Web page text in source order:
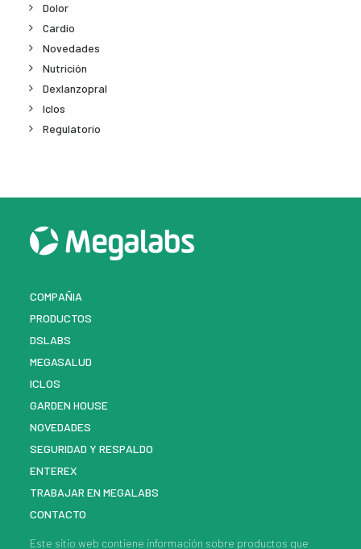
Dolor
Cardio
Novedades
Nutrición
Dexlanzopral
Iclos
Regulatorio
COMPAÑIA
PRODUCTOS
DSLABS
MEGASALUD
ICLOS
GARDEN HOUSE
NOVEDADES
SEGURIDAD Y RESPALDO
ENTEREX
TRABAJAR EN MEGALABS
CONTACTO
Este sitio web contiene información sobre productos que